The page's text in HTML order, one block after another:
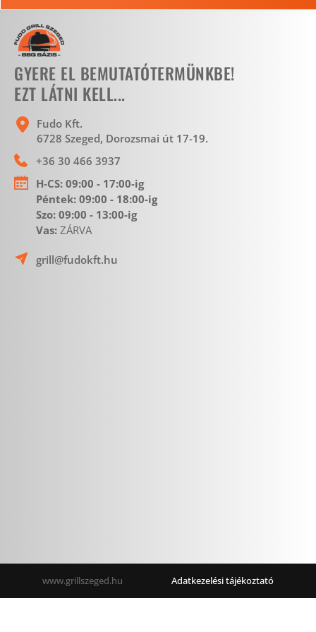
GYERE EL BEMUTATÓTERMÜNKBE!
EZT LÁTNI KELL...
Fudo Kft.
6728 Szeged, Dorozsmai út 17-19.
+36 30 466 3937
H-CS: 09:00 - 17:00-ig
Péntek: 09:00 - 18:00-ig
Szo: 09:00 - 13:00-ig
Vas: ZÁRVA
grill@fudokft.hu
www.grillszeged.hu Adatkezelési tájékoztató